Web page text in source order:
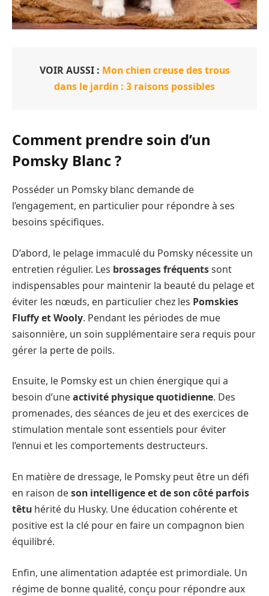
VOIR AUSSI : Mon chien creuse des trous
dans le jardin : 3 raisons possibles
Comment prendre soin d’un
Pomsky Blanc ?
Posséder un Pomsky blanc demande de
l’engagement, en particulier pour répondre à ses
besoins spécifiques.
D’abord, le pelage immaculé du Pomsky nécessite un
entretien régulier. Les brossages fréquentssont
indispensables pour maintenir la beauté du pelage et
éviter les nœuds, en particulier chez les Pomskies
Fluffy et Wooly. Pendant les périodes de mue
saisonnière, un soin supplémentaire sera requis pour
gérer la perte de poils.
Ensuite, le Pomsky est un chien énergique qui a
besoin d’uneactivité physique quotidienne. Des
promenades, des séances de jeu et des exercices de
stimulation mentale sont essentiels pour éviter
l’ennui et les comportements destructeurs.
En matière de dressage, le Pomsky peut être un défi
en raison deson intelligence et de son côté parfois
têtu hérité du Husky. Une éducation cohérente et
positive est la clé pour en faire un compagnon bien
équilibré.
Enfin, une alimentation adaptée est primordiale. Un
régime de bonne qualité, conçu pour répondre aux